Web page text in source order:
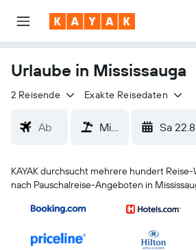
Urlaube in Mississauga
2 Reisende Exakte Reisedaten
Sa 22.8.
KAYAK durchsucht mehrere hundert
nach Pauschalreise-Angeboten in